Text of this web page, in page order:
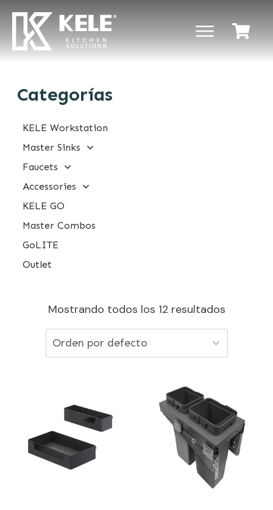
Categorías
KELE Workstation
Master Sinks
Faucets
Accessories
KELE GO
Master Combos
GoLITE
Outlet
Mostrando todos los 12 resultados